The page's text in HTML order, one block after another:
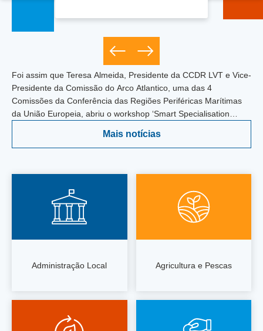
Foi assim que Teresa Almeida, Presidente da CCDR LVT e Vice-
Presidente da Comissão do Arco Atlantico, uma das 4
Comissões da Conferência das Regiões Periféricas Marítimas
da União Europeia, abriu o workshop ‘Smart Specialisation
Cádiz, integrado na Atlantic Stakeholder Platform Conference,
Mais notícias
Administração Local Agricultura e Pescas